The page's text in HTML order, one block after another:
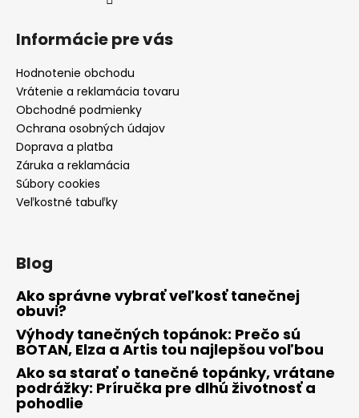
Informácie pre vás
Hodnotenie obchodu
Vrátenie a reklamácia tovaru
Obchodné podmienky
Ochrana osobných údajov
Doprava a platba
Záruka a reklamácia
Súbory cookies
Veľkostné tabuľky
Blog
Ako správne vybrať veľkosť tanečnej
obuvi?
Výhody tanečných topánok: Prečo sú
BOTAN, Elza a Artis tou najlepšou voľbou
Ako sa starať o tanečné topánky, vrátane
podrážky: Príručka pre dlhú životnosť a
pohodlie